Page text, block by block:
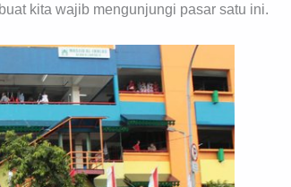
kita wajib mengunjungi pasar satu ini.